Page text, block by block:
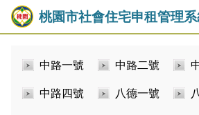
桃園市社會住宅申租管理
中路一號 中路二號
中路四號 八德一號